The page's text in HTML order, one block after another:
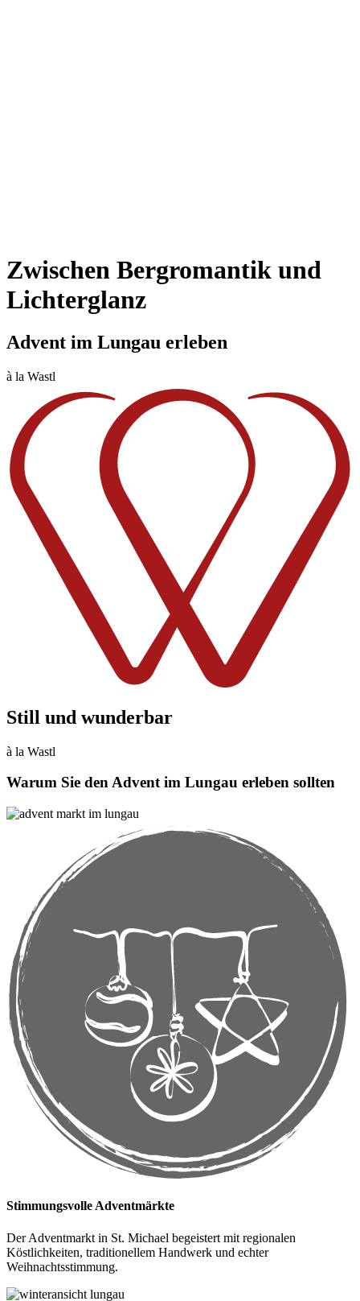
Zwischen Bergromantik und
Lichterglanz
Advent im Lungau erleben
à la Wastl
Still und wunderbar
à la Wastl
Warum Sie den Advent im Lungau erleben sollten
Stimmungsvolle Adventmärkte
Der Adventmarkt in St. Michael begeistert mit regionalen
Köstlichkeiten, traditionellem Handwerk und echter
Weihnachtsstimmung.